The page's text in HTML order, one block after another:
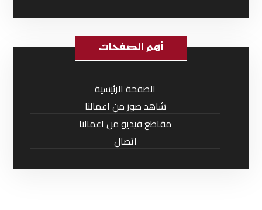
أهم الصفحات
الصفحة الرئيسية
شاهد صور من اعمالنا
مقاطع فيديو من اعمالنا
اتصال